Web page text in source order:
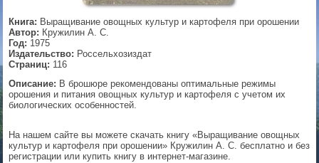
Книга: Выращивание овощных культур и картофеля при орошении
Автор: Кружилин А. С.
Год: 1975
Издательство: Россельхозиздат
Страниц: 116
Описание: В брошюре рекомендованы оптимальные режимы
орошения и питания овощных культур и картофеля с учетом их
биологических особенностей.
На нашем сайте вы можете скачать книгу «Выращивание овощных
культур и картофеля при орошении» Кружилин А. С. бесплатно и без
регистрации или купить книгу в интернет-магазине.
▼
▼
▼